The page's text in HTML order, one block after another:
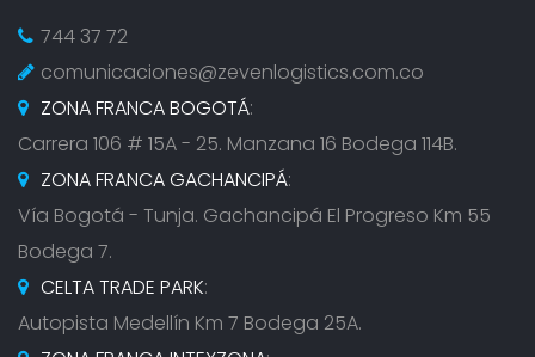
744 37 72
comunicaciones@zevenlogistics.com.co
ZONA FRANCA BOGOTÁ:
Carrera 106 # 15A - 25. Manzana 16 Bodega 114B.
ZONA FRANCA GACHANCIPÁ:
Vía Bogotá - Tunja. Gachancipá El Progreso Km 55
Bodega 7.
CELTA TRADE PARK:
Autopista Medellín Km 7 Bodega 25A.